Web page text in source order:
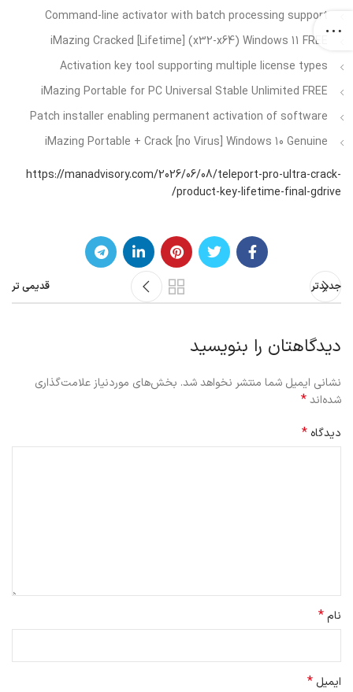
Command-line activator with batch processing support
iMazing Cracked [Lifetime] (x32-x64) Windows 11 FREE
Activation key tool supporting multiple license types
iMazing Portable for PC Universal Stable Unlimited FREE
Patch installer enabling permanent activation of software
iMazing Portable + Crack [no Virus] Windows 10 Genuine
https://manadvisory.com/2026/06/08/teleport-pro-ultra-crack-
product-key-lifetime-final-gdrive/
جدیدتر قدیمی تر
دیدگاهتان را بنویسید
نشانی ایمیل شما منتشر نخواهد شد. بخش‌های موردنیاز علامت‌گذاری
شده‌اند*
دیدگاه *
نام*
ایمیل *